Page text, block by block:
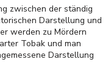
zwischen der ständig
Darstellung und
werden zu Mördern
Tobak und man
Darstellung